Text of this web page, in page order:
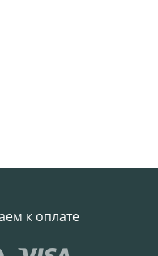
к оплате